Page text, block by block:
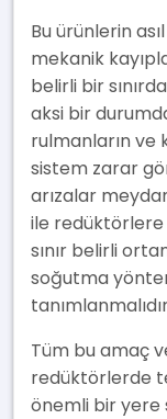
Bu ürünlerin
mekanik
belirli bir
aksi bir
rulmanların ve
sistem zarar
arızalar
ile redüktörlere
sınır belirli
soğutma
Tüm bu amaç
redüktörlerde
önemli bir yere